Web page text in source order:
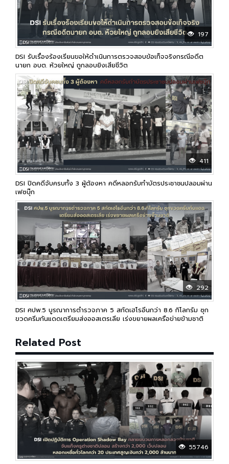
197
DSI รับเรื่องร้องเรียนขอให้ดำเนินการตรวจสอบข้อเท็จจริงกรณีอดีต
นายก อบต. ห้วยใหญ่ ถูกลอบยิงเสียชีวิต
411
DSI ปิดคดีจับครบทั้ง 3 ผู้ต้องหา คดีหลอกรับทำบัตรประชาชนปลอมผ่าน
เฟซบุ๊ก
292
DSI ศปพ.5 บูรณาการตำรวจภาค 5 สกัดเฮโรอีนกว่า 8.6 กิโลกรัม ซุก
ขวดครีมกันแดดเตรียมส่งออสเตรเลีย เร่งขยายผลเครือข่ายข้ามชาติ
Related Post
55746